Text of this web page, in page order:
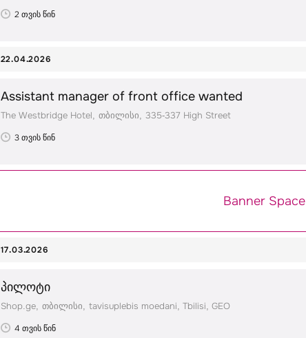
2 თვის წინ
22.04.2026
Assistant manager of front office wanted
The Westbridge Hotel თბილისი 335-337 High Street
3 თვის წინ
Banner Space
17.03.2026
პილოტი
Shop.ge თბილისი tavisuplebis moedani, Tbilisi, GEO
4 თვის წინ